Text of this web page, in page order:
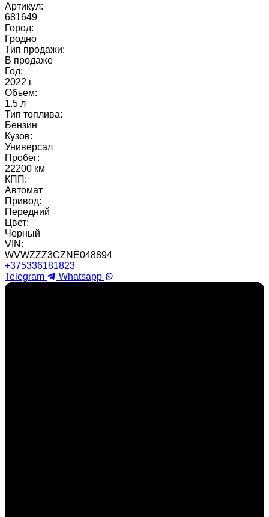
Артикул:
681649
Город:
Гродно
Тип продажи:
В продаже
Год:
2022 г
Объем:
1.5 л
Тип топлива:
Бензин
Кузов:
Универсал
Пробег:
22200 км
КПП:
Автомат
Привод:
Передний
Цвет:
Черный
VIN:
WVWZZZ3CZNE048894
+375336181823
Telegram
Whatsapp